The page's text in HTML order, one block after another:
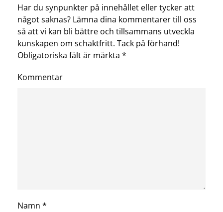
Har du synpunkter på innehållet eller tycker att
något saknas? Lämna dina kommentarer till oss
så att vi kan bli bättre och tillsammans utveckla
kunskapen om schaktfritt. Tack på förhand!
Obligatoriska fält är märkta *
Kommentar
Namn *